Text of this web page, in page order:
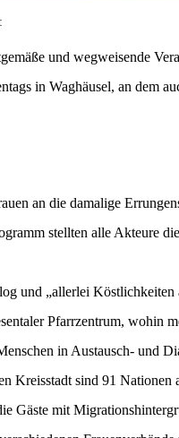
und wegweisende
in Waghäusel, an dem
an die damalige
stellten alle Akteure
und „allerlei Köstlichkeiten
Pfarrzentrum, wohin
in Austausch- und
Kreisstadt sind 91 Nationen
Gäste mit